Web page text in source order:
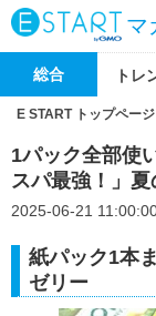
マ
総合 トレ
E START トップページ
1パック全部使
スパ最強！」
2025-06-21
紙パック1本
ゼリー